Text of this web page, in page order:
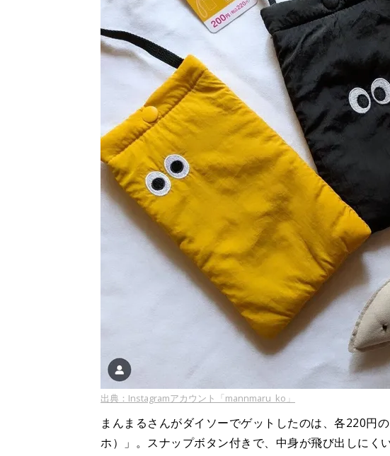
出典：Instagramアカウント「mannmaru_ko」
まんまるさんがダイソーでゲットしたのは、各220円
ホ）」。スナップボタン付きで、中身が飛び出しにく